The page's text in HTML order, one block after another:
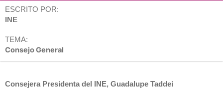
ESCRITO POR:
INE
TEMA:
Consejo General
Consejera Presidenta del INE, Guadalupe Taddei